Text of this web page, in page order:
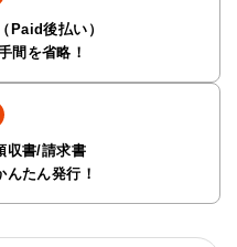
Paid後払い）
間を省略！
収書/請求書
たん発行！